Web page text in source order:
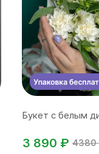
Букет с белым
4380
3 890 ₽